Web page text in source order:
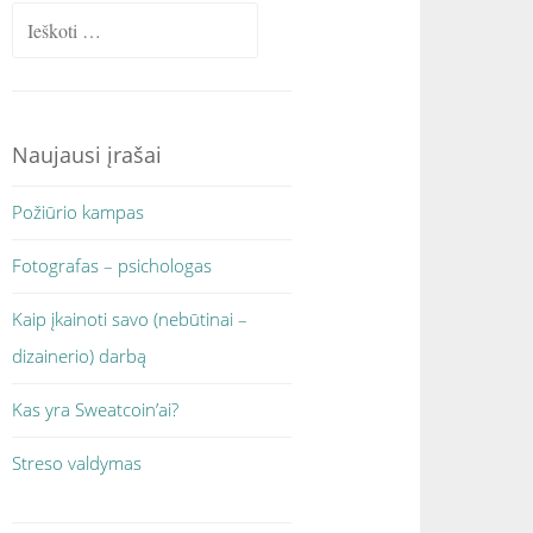
Ieškoti:
Naujausi įrašai
Požiūrio kampas
Fotografas – psichologas
Kaip įkainoti savo (nebūtinai –
dizainerio) darbą
Kas yra Sweatcoin’ai?
Streso valdymas